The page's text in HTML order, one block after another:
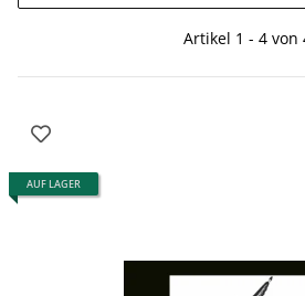
Artikel 1 - 4 von
AUF LAGER